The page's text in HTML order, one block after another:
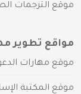
موقع الترجمات
مواقع تطوير
موقع مهارات
موقع المكتبة